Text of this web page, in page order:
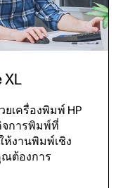
XL
เครื่องพิมพ์ HP
จการพิมพ์ที่
ห้งานพิมพ์เชิง
ต้องการ